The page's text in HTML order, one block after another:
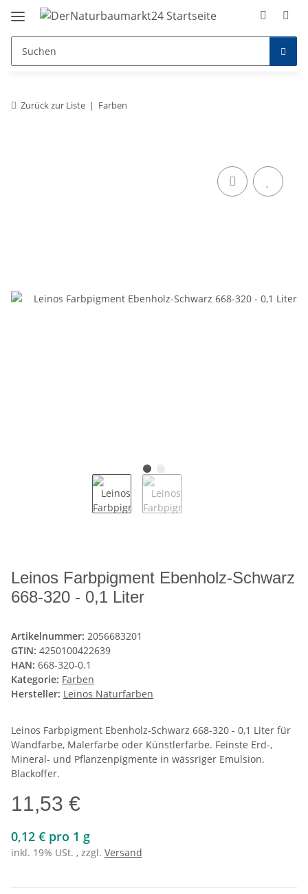
Zurück zur Liste Farben
Leinos Farbpigment Ebenholz-Schwarz
668-320 - 0,1 Liter
Artikelnummer: 2056683201
GTIN: 4250100422639
HAN: 668-320-0.1
Kategorie: Farben
Hersteller: Leinos Naturfarben
Leinos Farbpigment Ebenholz-Schwarz 668-320 - 0,1 Liter für
Wandfarbe, Malerfarbe oder Künstlerfarbe. Feinste Erd-,
Mineral- und Pflanzenpigmente in wässriger Emulsion.
Blackoffer.
11,53 €
0,12 € pro 1 g
inkl. 19% USt. , zzgl. Versand